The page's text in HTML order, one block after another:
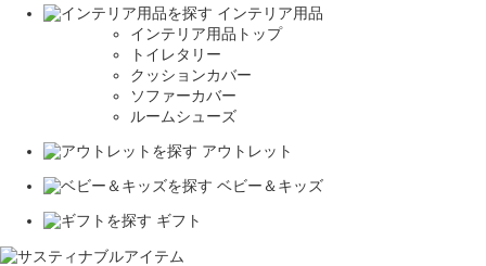
インテリア用品
インテリア用品トップ
トイレタリー
クッションカバー
ソファーカバー
ルームシューズ
アウトレット
ベビー＆キッズ
ギフト